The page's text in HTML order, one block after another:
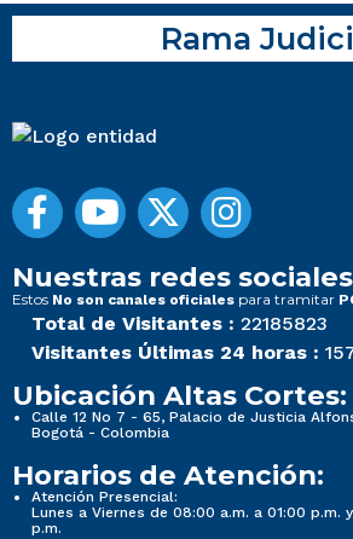
Rama
Nuestras redes
Estos No son canales oficiales para tramitar
Total de Visitantes : 22185823
Visitantes Últimas 24 horas :
Ubicación Altas Cortes:
Calle 12 No 7 - 65, Palacio de Justicia
Bogotá - Colombia
Horarios de Atención:
Atención Presencial:
Lunes a Viernes de 08:00 a.m. a 01:00 p.m.
p.m.